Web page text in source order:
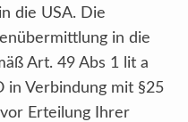
die USA. Die
in die
Art. 49 Abs 1 lit a
in Verbindung mit §25
Erteilung Ihrer